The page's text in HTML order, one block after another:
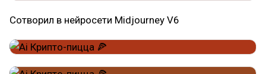
Сотворил в нейросети Midjourney V6